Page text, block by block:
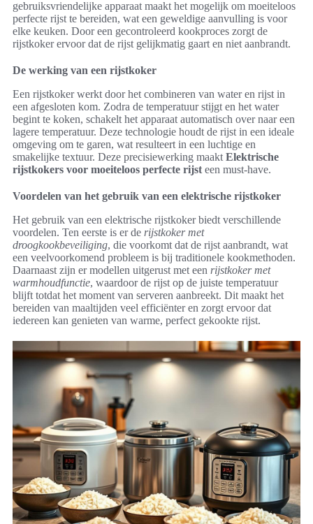
gebruiksvriendelijke apparaat maakt het mogelijk om moeiteloos
perfecte rijst te bereiden, wat een geweldige aanvulling is voor
elke keuken. Door een gecontroleerd kookproces zorgt de
rijstkoker ervoor dat de rijst gelijkmatig gaart en niet aanbrandt.
De werking van een rijstkoker
Een rijstkoker werkt door het combineren van water en rijst in
een afgesloten kom. Zodra de temperatuur stijgt en het water
begint te koken, schakelt het apparaat automatisch over naar een
lagere temperatuur. Deze technologie houdt de rijst in een ideale
omgeving om te garen, wat resulteert in een luchtige en
smakelijke textuur. Deze precisiewerking maakt Elektrische
rijstkokers voor moeiteloos perfecte rijst een must-have.
Voordelen van het gebruik van een elektrische rijstkoker
Het gebruik van een elektrische rijstkoker biedt verschillende
voordelen. Ten eerste is er de rijstkoker met
droogkookbeveiliging, die voorkomt dat de rijst aanbrandt, wat
een veelvoorkomend probleem is bij traditionele kookmethoden.
Daarnaast zijn er modellen uitgerust met een rijstkoker met
warmhoudfunctie, waardoor de rijst op de juiste temperatuur
blijft totdat het moment van serveren aanbreekt. Dit maakt het
bereiden van maaltijden veel efficiënter en zorgt ervoor dat
iedereen kan genieten van warme, perfect gekookte rijst.